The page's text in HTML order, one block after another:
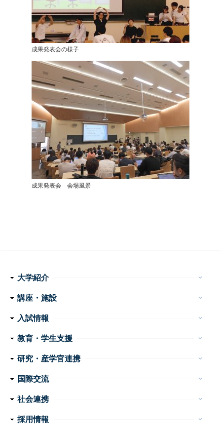
成果発表会の様子
成果発表会 会場風景
フ
タ
ー
ナ
ビ
ゲ
大学紹介 keyboard_arrow_down
理念・使命
学長メッセージ
特色ある取り組み
運営組織
情報公開
講座・施設 keyboard_arrow_down
医学科
看護学科
附属病院
センター・施設等
入試情報 keyboard_arrow_down
医学部 医学科・看護学科
大学院医学系研究科
大学案内
イベント
お問い合わせ
教育・学生支援 keyboard_arrow_down
教育
学生生活
特色ある教育プログラム
諸手続・諸証明
学生相談
研究・産学官連携 keyboard_arrow_down
産学官連携
重点プロジェクト・研究成果
研究支援
研究公正
国際交流 keyboard_arrow_down
外国人留学生の手引き
国際交流会館
社会連携 keyboard_arrow_down
公開講座
高大連携
地域医療教育研究拠点
震災支援
採用情報 keyboard_arrow_down